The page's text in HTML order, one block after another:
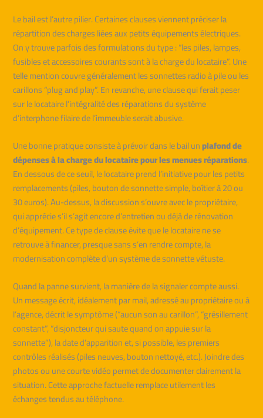
Le bail est l’autre pilier. Certaines clauses viennent préciser la
répartition des charges liées aux petits équipements électriques.
On y trouve parfois des formulations du type : “les piles, lampes,
fusibles et accessoires courants sont à la charge du locataire”. Une
telle mention couvre généralement les sonnettes radio à pile ou les
carillons “plug and play”. En revanche, une clause qui ferait peser
sur le locataire l’intégralité des réparations du système
d’interphone filaire de l’immeuble serait abusive.
Une bonne pratique consiste à prévoir dans le bail unplafond de
dépenses à la charge du locataire pour les menues réparations.
En dessous de ce seuil, le locataire prend l’initiative pour les petits
remplacements (piles, bouton de sonnette simple, boîtier à 20 ou
30 euros). Au-dessus, la discussion s’ouvre avec le propriétaire,
qui apprécie s’il s’agit encore d’entretien ou déjà de rénovation
d’équipement. Ce type de clause évite que le locataire ne se
retrouve à financer, presque sans s’en rendre compte, la
modernisation complète d’un système de sonnette vétuste.
Quand la panne survient, la manière de la signaler compte aussi.
Un message écrit, idéalement par mail, adressé au propriétaire ou à
l’agence, décrit le symptôme (“aucun son au carillon”, “grésillement
constant”, “disjoncteur qui saute quand on appuie sur la
sonnette”), la date d’apparition et, si possible, les premiers
contrôles réalisés (piles neuves, bouton nettoyé, etc.). Joindre des
photos ou une courte vidéo permet de documenter clairement la
situation. Cette approche factuelle remplace utilement les
échanges tendus au téléphone.